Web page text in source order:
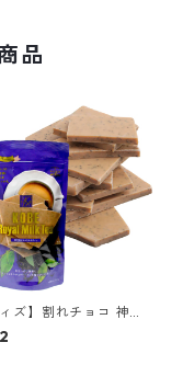
品
ィズ】割れチョコ 神戸
ミルクティー 180g
チョコレート 神戸スイ